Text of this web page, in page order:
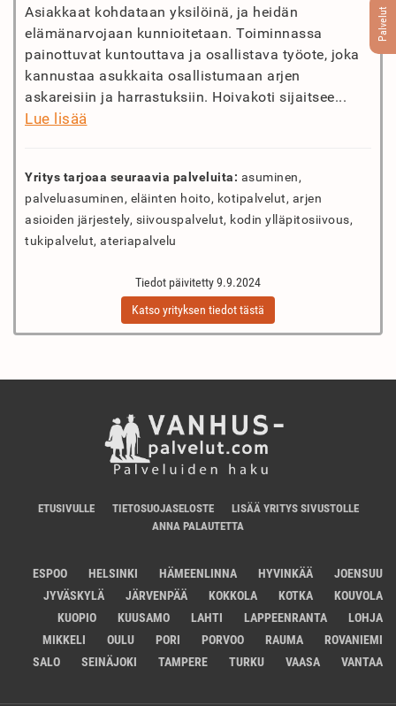
Palvelut
Asiakkaat kohdataan yksilöinä, ja heidän
elämänarvojaan kunnioitetaan. Toiminnassa
painottuvat kuntouttava ja osallistava työote, joka
kannustaa asukkaita osallistumaan arjen
askareisiin ja harrastuksiin. Hoivakoti sijaitsee...
Lue lisää
Yritys tarjoaa seuraavia palveluita: asuminen,
palveluasuminen, eläinten hoito, kotipalvelut, arjen
asioiden järjestely, siivouspalvelut, kodin ylläpitosiivous,
tukipalvelut, ateriapalvelu
Tiedot päivitetty 9.9.2024
Katso yrityksen tiedot tästä
ETUSIVULLE TIETOSUOJASELOSTE
LISÄÄ YRITYS SIVUSTOLLE
ANNA PALAUTETTA
ESPOO HELSINKI HÄMEENLINNA HYVINKÄÄ
JOENSUU
JYVÄSKYLÄ
JÄRVENPÄÄ KOKKOLA KOTKA
KOUVOLA
KUOPIO
KUUSAMO LAHTI LAPPEENRANTA
LOHJA
MIKKELI
OULU PORI PORVOO RAUMA
ROVANIEMI
SALO
SEINÄJOKI TAMPERE TURKU VAASA VANTAA